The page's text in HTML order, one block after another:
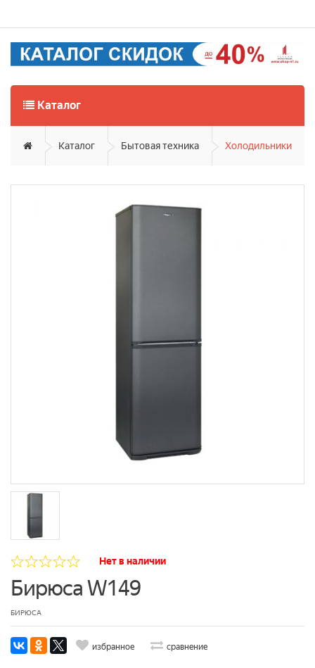
Каталог
Каталог Бытовая техника Холодильники
Нет в наличии
Бирюса W149
БИРЮСА
избранное сравнение